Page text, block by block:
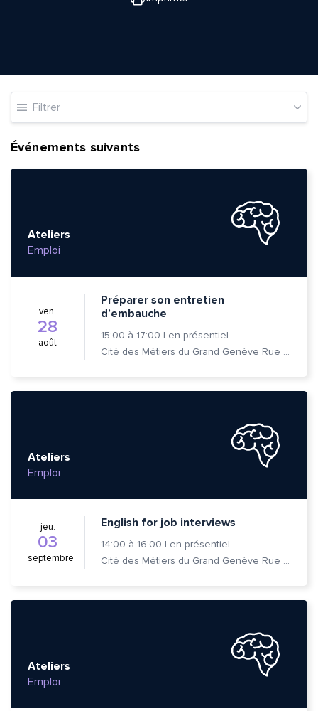
Filtrer
Événements suivants
Ateliers
Emploi
ven.
28
août
Préparer son entretien
d’embauche
15:00 à 17:00 | en présentiel
Cité des Métiers du Grand Genève Rue Prévost-Martin 6 1205 Genève
Ateliers
Emploi
jeu.
03
septembre
English for job interviews
14:00 à 16:00 | en présentiel
Cité des Métiers du Grand Genève Rue Prévost-Martin 6 1205 Genève
Ateliers
Emploi